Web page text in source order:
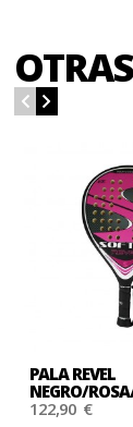
PALA REVEL
NEGRO/
122,90 €